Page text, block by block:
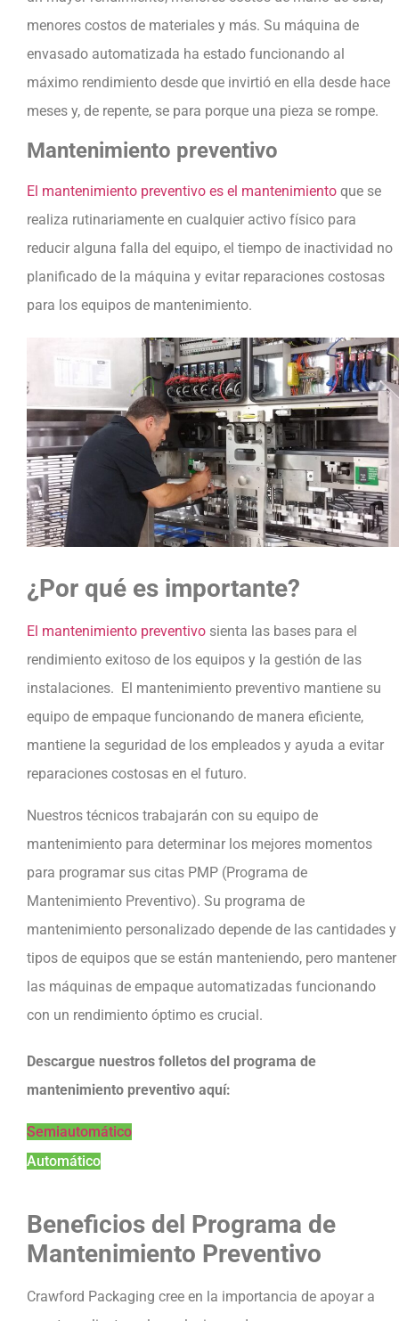
menores costos de materiales y más. Su máquina de
envasado automatizada ha estado funcionando al
máximo rendimiento desde que invirtió en ella desde hace
meses y, de repente, se para porque una pieza se rompe.
Mantenimiento preventivo
El mantenimiento preventivo es el mantenimiento que se
realiza rutinariamente en cualquier activo físico para
reducir alguna falla del equipo, el tiempo de inactividad no
planificado de la máquina y evitar reparaciones costosas
para los equipos de mantenimiento.
¿Por qué es importante?
El mantenimiento preventivo sienta las bases para el
rendimiento exitoso de los equipos y la gestión de las
instalaciones. El mantenimiento preventivo mantiene su
equipo de empaque funcionando de manera eficiente,
mantiene la seguridad de los empleados y ayuda a evitar
reparaciones costosas en el futuro.
Nuestros técnicos trabajarán con su equipo de
mantenimiento para determinar los mejores momentos
para programar sus citas PMP (Programa de
Mantenimiento Preventivo). Su programa de
mantenimiento personalizado depende de las cantidades y
tipos de equipos que se están manteniendo, pero mantener
las máquinas de empaque automatizadas funcionando
con un rendimiento óptimo es crucial.
Descargue nuestros folletos del programa de
mantenimiento preventivo aquí:
Semiautomático
Automático
Beneficios del Programa de
Mantenimiento Preventivo
Crawford Packaging cree en la importancia de apoyar a